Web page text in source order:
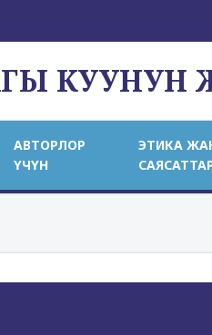
КУУНУН
АВТОРЛОР
ҮЧҮН
ЭТИКА